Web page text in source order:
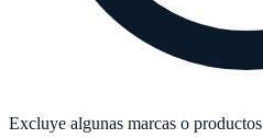
Excluye algunas marcas o productos